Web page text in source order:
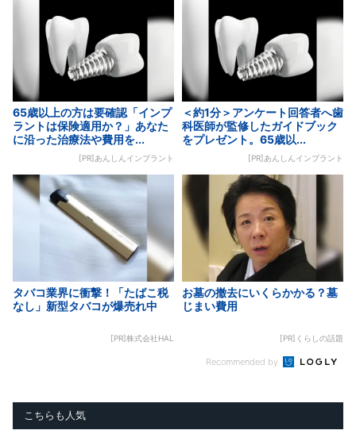
65歳以上の方は要確認「インプ
ラントは保険適用か？」あなた
に沿った治療法や費用を...
[PR]あんしんインプラント
＜約1分＞アンケート回答者へ歯
科医師が監修したガイドブック
をプレゼント。65歳以...
[PR]あんしんインプラント
タバコ業界に衝撃！「たばこ税
なし」新型タバコが爆売れ中
[PR]株式会社HAL
お墓の撤去にいくらかかる？墓
じまい費用
[PR]くらしの話題
Recommended by
こちらも人気